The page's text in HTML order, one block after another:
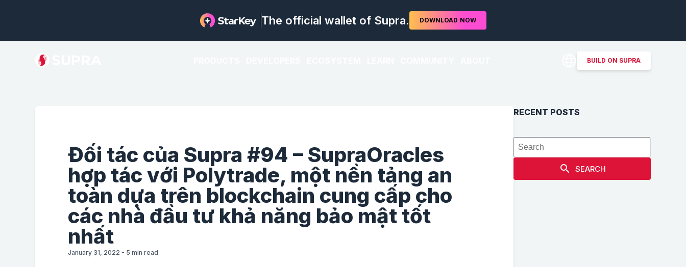
The official wallet of Supra. DOWNLOAD NOW
BUILD ON SUPRA
Đối tác của Supra #94 – SupraOracles
hợp tác với Polytrade, một nền tảng an
toàn dựa trên blockchain cung cấp cho
các nhà đầu tư khả năng bảo mật tốt
nhất
January 31, 2022 - 5 min read
RECENT POSTS
SEARCH